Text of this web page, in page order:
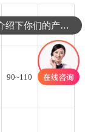
CJL-1000 CJL-1250
90~110 132~160
可以介绍下你们的产品么